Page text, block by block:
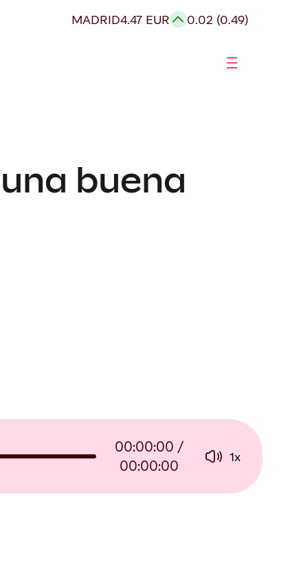
MADRID4.47 EUR 0.02 (0.49)
buena
00:00:00 /
00:00:00
1x